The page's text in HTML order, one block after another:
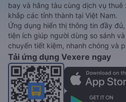
bay và hãng tàu cùng dịch vụ thuê
khắp các tỉnh thành tại Việt Nam.
Ứng dụng hiển thị thông tin đầy
tiện ích giúp người dùng so sánh
chuyển tiết kiệm, nhanh chóng và
Tải ứng dụng Vexere ngay